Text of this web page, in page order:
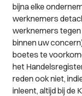
bijna elke
werknemers
werknemers
binnen uw
boetes te
het
reden ook niet,
inleent, altijd bij de